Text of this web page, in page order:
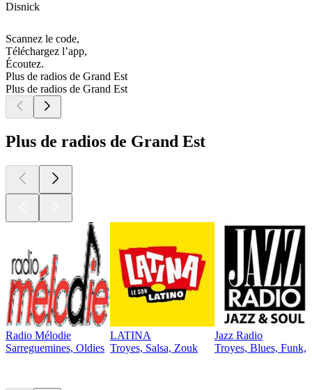
Disnick
Scannez le code,
Téléchargez l’app,
Écoutez.
Plus de radios de Grand Est
Plus de radios de Grand Est
Plus de radios de Grand Est
Radio Mélodie
Sarreguemines, Oldies
LATINA
Troyes, Salsa, Zouk
Jazz Radio
Troyes, Blues, Funk,